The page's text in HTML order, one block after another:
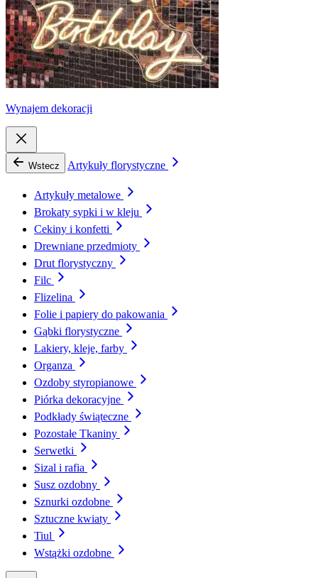
Wynajem dekoracji
Wstecz Artykuły florystyczne
Artykuły metalowe
Brokaty sypki i w kleju
Cekiny i konfetti
Drewniane przedmioty
Drut florystyczny
Filc
Flizelina
Folie i papiery do pakowania
Gąbki florystyczne
Lakiery, kleje, farby
Organza
Ozdoby styropianowe
Piórka dekoracyjne
Podkłady świąteczne
Pozostałe Tkaniny
Serwetki
Sizal i rafia
Susz ozdobny
Sznurki ozdobne
Sztuczne kwiaty
Tiul
Wstążki ozdobne